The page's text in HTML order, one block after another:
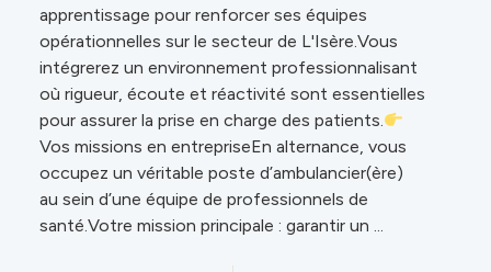
apprentissage pour renforcer ses équipes
opérationnelles sur le secteur de L'Isère.Vous
intégrerez un environnement professionnalisant
où rigueur, écoute et réactivité sont essentielles
pour assurer la prise en charge des patients.
Vos missions en entrepriseEn alternance, vous
occupez un véritable poste d’ambulancier(ère)
au sein d’une équipe de professionnels de
santé.Votre mission principale : garantir un ...